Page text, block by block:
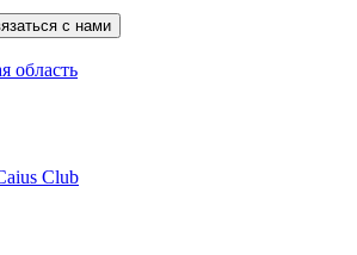
с нами
область
Club